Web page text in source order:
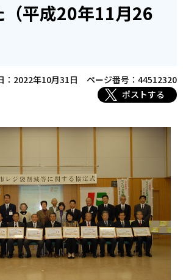
（平成20年11月26
：2022年10月31日
ページ番号：44512320
ポストする